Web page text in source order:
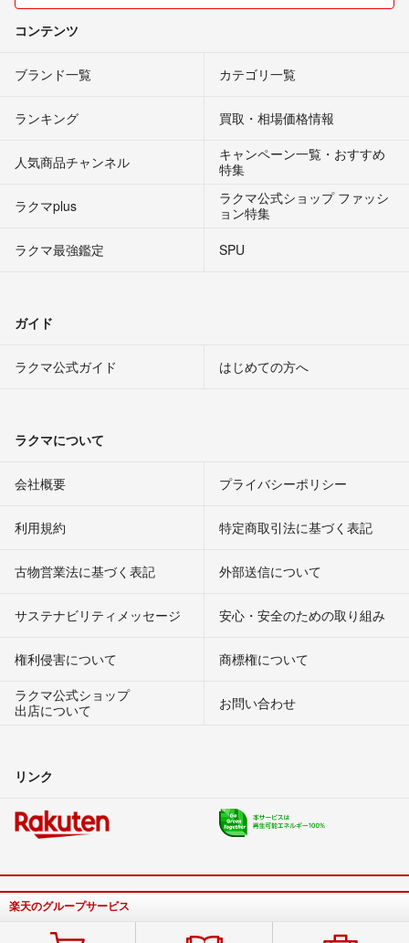
コンテンツ
ブランド一覧 カテゴリ一覧
ランキング 買取・相場価格情報
人気商品チャンネル
キャンペーン一覧・おすすめ
特集
ラクマplus
ラクマ公式ショップ ファッシ
ョン特集
ラクマ最強鑑定
SPU
ガイド
ラクマ公式ガイド はじめての方へ
ラクマについて
会社概要 プライバシーポリシー
利用規約 特定商取引法に基づく表記
古物営業法に基づく表記 外部送信について
サステナビリティメッセージ 安心・安全のための取り組み
権利侵害について
商標権について
ラクマ公式ショップ
出店について
お問い合わせ
リンク
楽天のグループサービス